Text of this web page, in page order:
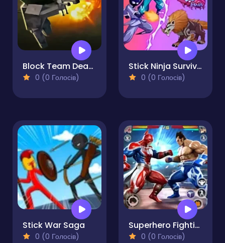
Block Team Deathmatch
0 (0 Голосів)
Stick Ninja Survival
0 (0 Голосів)
Stick War Saga
0 (0 Голосів)
Superhero Fighting Game
0 (0 Голосів)